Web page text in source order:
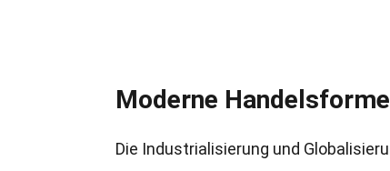
Moderne
Die Industrialisierung und